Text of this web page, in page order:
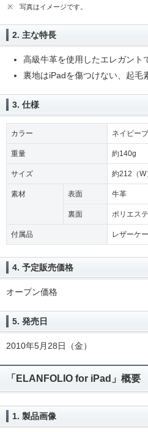
※ 写真はイメージです。
2. 主な特長
高級牛革を使用したエレガント
裏地はiPadを傷つけない、起毛
3. 仕様
カラー ネイビー
重量 約140g
サイズ 約212（
素材 表面 牛革
裏面 ポリエス
付属品 レザーケ
4. 予定販売価格
オープン価格
5. 発売日
2010年5月28日（金）
「ELANFOLIO for iPad」概要
1. 製品画像